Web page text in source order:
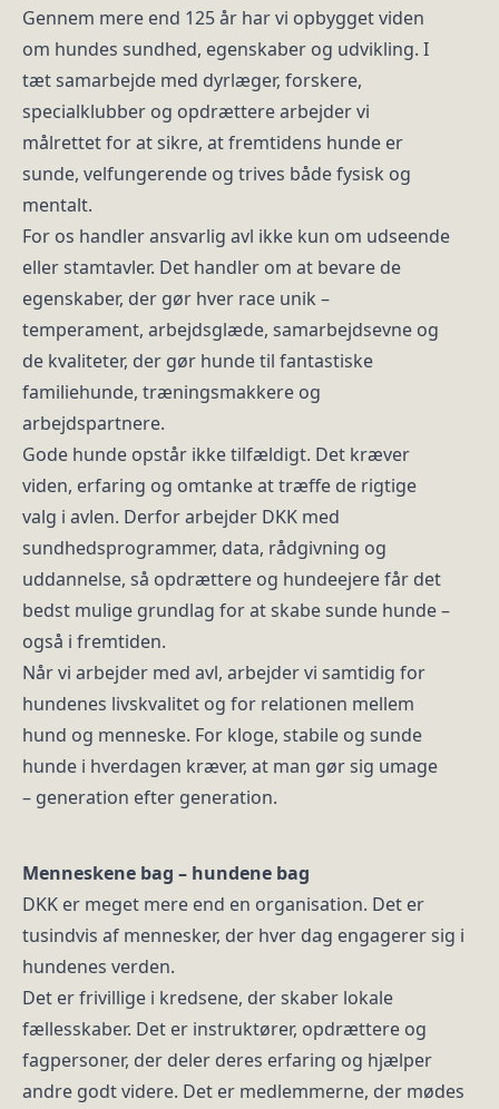
Gennem mere end 125 år har vi opbygget viden
om hundes sundhed, egenskaber og udvikling. I
tæt samarbejde med dyrlæger, forskere,
specialklubber og opdrættere arbejder vi
målrettet for at sikre, at fremtidens hunde er
sunde, velfungerende og trives både fysisk og
mentalt.
For os handler ansvarlig avl ikke kun om udseende
eller stamtavler. Det handler om at bevare de
egenskaber, der gør hver race unik –
temperament, arbejdsglæde, samarbejdsevne og
de kvaliteter, der gør hunde til fantastiske
familiehunde, træningsmakkere og
arbejdspartnere.
Gode hunde opstår ikke tilfældigt. Det kræver
viden, erfaring og omtanke at træffe de rigtige
valg i avlen. Derfor arbejder DKK med
sundhedsprogrammer, data, rådgivning og
uddannelse, så opdrættere og hundeejere får det
bedst mulige grundlag for at skabe sunde hunde –
også i fremtiden.
Når vi arbejder med avl, arbejder vi samtidig for
hundenes livskvalitet og for relationen mellem
hund og menneske. For kloge, stabile og sunde
hunde i hverdagen kræver, at man gør sig umage
– generation efter generation.
Menneskene bag – hundene bag
DKK er meget mere end en organisation. Det er
tusindvis af mennesker, der hver dag engagerer sig i
hundenes verden.
Det er frivillige i kredsene, der skaber lokale
fællesskaber. Det er instruktører, opdrættere og
fagpersoner, der deler deres erfaring og hjælper
andre godt videre. Det er medlemmerne, der mødes